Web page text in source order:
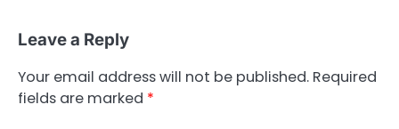
Leave a Reply
Your email address will not be published. Required
fields are marked *